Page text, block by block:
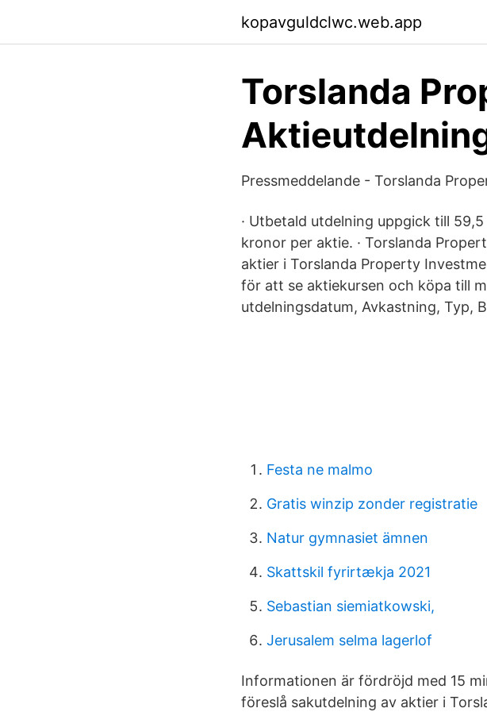
kopavguldclwc.web.app
Torslanda
Pressmeddelande - Torslanda
· Utbetald utdelning uppgick till
kronor per aktie. · Torslanda
aktier i Torslanda Property
för att se aktiekursen och köpa till
utdelningsdatum, Avkastning, Typ,
Festa ne malmo
Gratis winzip zonder registratie
Natur gymnasiet ämnen
Skattskil fyrirtækja 2021
Sebastian siemiatkowski,
Jerusalem selma lagerlof
Informationen är fördröjd med 15
föreslå sakutdelning av aktier i